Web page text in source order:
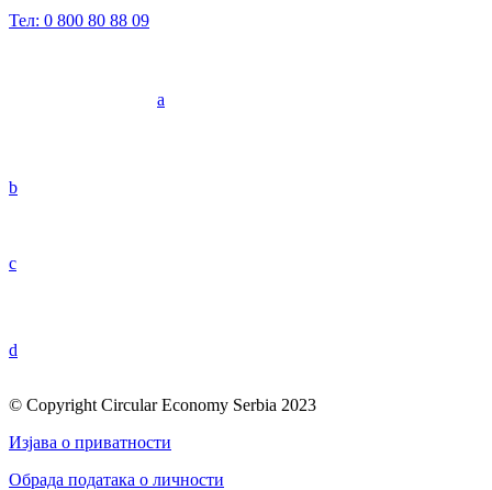
Тел: 0 800 80 88 09
a
b
c
d
© Copyright Circular Economy Serbia 2023
Изјава о приватности
Обрада података о личности